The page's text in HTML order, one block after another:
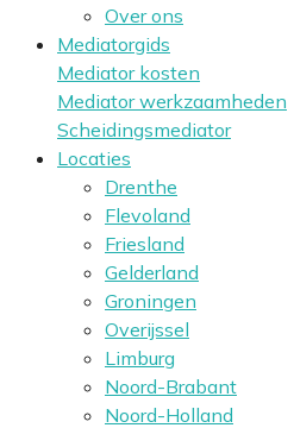
Over ons
Mediatorgids
Mediator kosten
Mediator werkzaamheden
Scheidingsmediator
Locaties
Drenthe
Flevoland
Friesland
Gelderland
Groningen
Overijssel
Limburg
Noord-Brabant
Noord-Holland